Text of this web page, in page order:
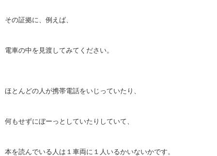
その証拠に、例えば、
電車の中を見渡してみてください。
ほとんどの人が携帯電話をいじっていたり、
何もせずにぼーっとしていたりしていて、
本を読んでいる人は１車両に１人いるかいないかです。